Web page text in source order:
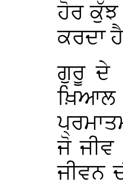
ਹੋਰ ਕੁੱਝ
ਕਰਦਾ
ਗੁਰੂ ਦੇ
ਖ਼ਿਆਲ
ਜੋ ਜੀਵ
ਜੀਵਨ